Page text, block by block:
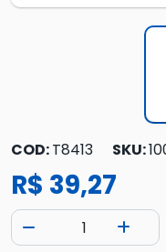
COD:T8413 SKU:
R$ 39,27